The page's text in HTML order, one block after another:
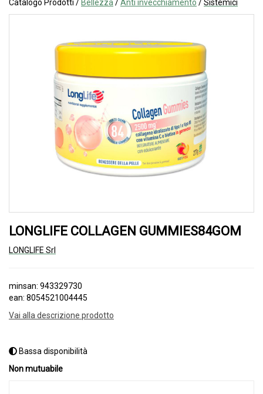
Catalogo Prodotti / Bellezza /Anti invecchiamento /Sistemici
LONGLIFE COLLAGEN GUMMIES84GOM
LONGLIFE Srl
minsan: 943329730
ean: 8054521004445
Vai alla descrizione prodotto
Bassa disponibilità
Non mutuabile